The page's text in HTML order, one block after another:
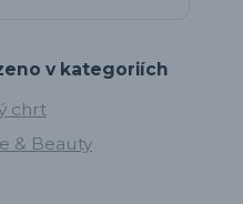
v kategoriích
chrt
& Beauty